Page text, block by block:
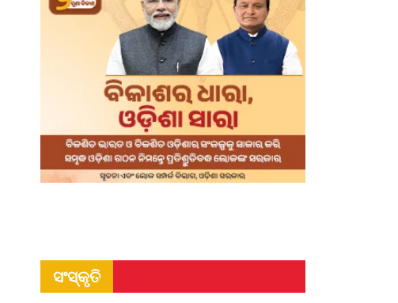
ସଂସ୍କୃତି